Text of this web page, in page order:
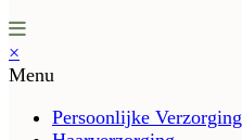
×
Menu
Persoonlijke Verzorging